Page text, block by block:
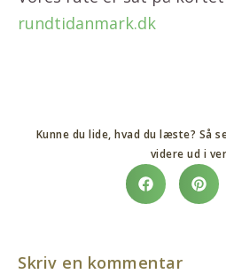
rundtidanmark.dk
Kunne du lide, hvad du læste? Så
videre ud i
Skriv en kommentar